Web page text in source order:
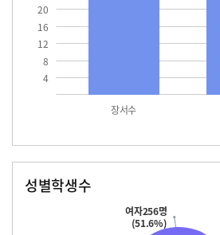
4
8
12
16
20
장서수
성별학생수
여자256명
(51.6%)